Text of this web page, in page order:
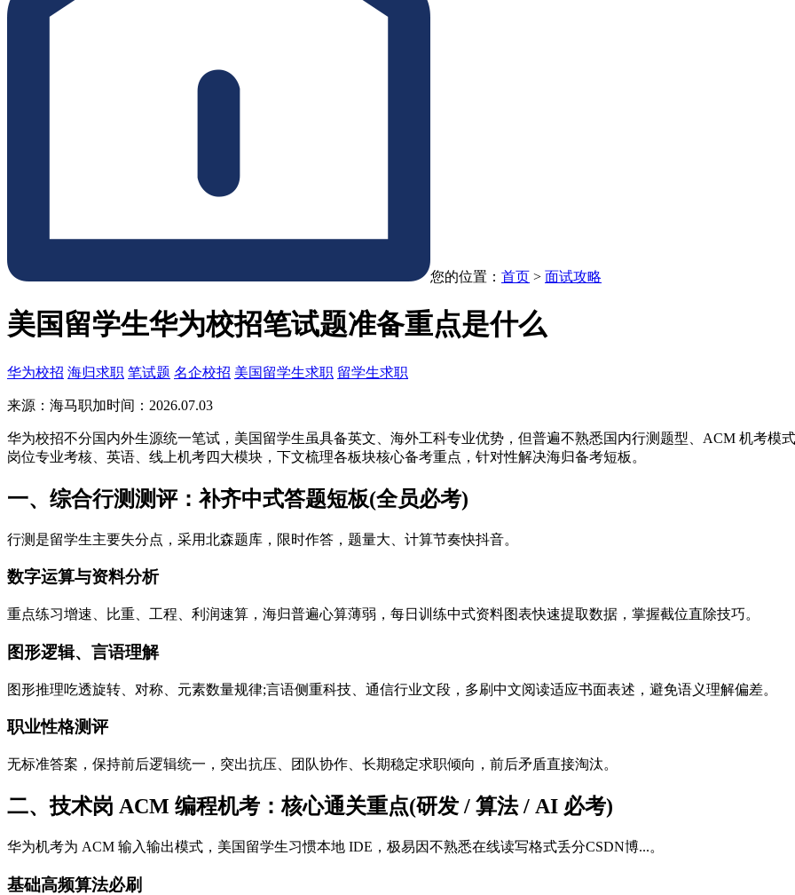
您的位置： 首页 > 面试攻略
美国留学生华为校招笔试题准备重点是什么
华为校招 海归求职 笔试题 名企校招 美国留学生求职 留学生求职
来源：海马职加时间：2026.07.03
华为校招不分国内外生源统一笔试，美国留学生虽具备英文、海外工科专业优势，但普遍不熟悉国内行测题型、ACM 机考模
岗位专业考核、英语、线上机考四大模块，下文梳理各板块核心备考重点，针对性解决海归备考短板。
一、综合行测测评：补齐中式答题短板(全员必考)
行测是留学生主要失分点，采用北森题库，限时作答，题量大、计算节奏快抖音。
数字运算与资料分析
重点练习增速、比重、工程、利润速算，海归普遍心算薄弱，每日训练中式资料图表快速提取数据，掌握截位直除技巧。
图形逻辑、言语理解
图形推理吃透旋转、对称、元素数量规律;言语侧重科技、通信行业文段，多刷中文阅读适应书面表述，避免语义理解偏差。
职业性格测评
无标准答案，保持前后逻辑统一，突出抗压、团队协作、长期稳定求职倾向，前后矛盾直接淘汰。
二、技术岗 ACM 编程机考：核心通关重点(研发 / 算法 / AI 必考)
华为机考为 ACM 输入输出模式，美国留学生习惯本地 IDE，极易因不熟悉在线读写格式丢分CSDN博...。
基础高频算法必刷